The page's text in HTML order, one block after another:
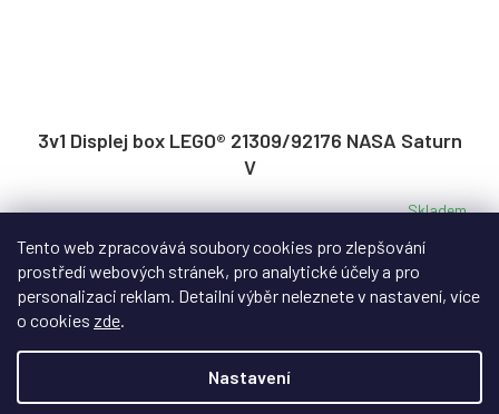
Tento web zpracovává soubory cookies pro zlepšování
prostředí webových stránek, pro analytické účely a pro
personalizaci reklam. Detailní výběr neleznete v nastavení, více
o cookies zde.
Nastavení
3v1 Displej box LEGO® 21309/92176 NASA Saturn
V
Skladem
3 399 Kč
Displej box pro raketu NASA Saturn V, který umožní více
typů instalace, na zeď nebo na poličku.